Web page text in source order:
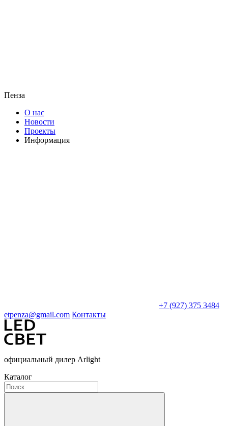
Пенза
О нас
Новости
Проекты
Информация
+7 (927) 375 3484
etpenza@gmail.com Контакты
официальный дилер Arlight
Каталог